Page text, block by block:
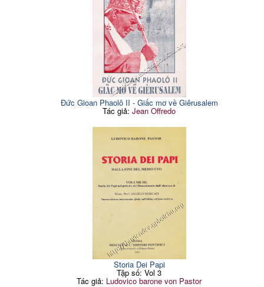
Đức Gioan Phaolô II - Giấc mơ về Giêrusalem
Tác giả:Jean Offredo
Storia Dei Papi
Tập số: Vol 3
Tác giả: Ludovico barone von Pastor